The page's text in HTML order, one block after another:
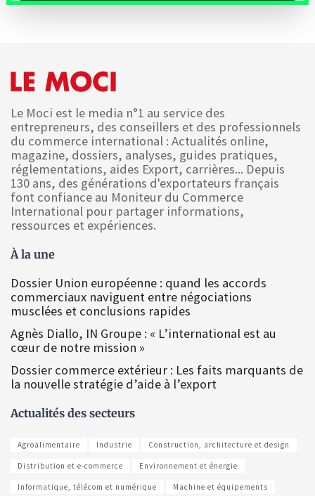
Le Moci est le media n°1 au service des
entrepreneurs, des conseillers et des professionnels
du commerce international : Actualités online,
magazine, dossiers, analyses, guides pratiques,
réglementations, aides Export, carrières... Depuis
130 ans, des générations d'exportateurs français
font confiance au Moniteur du Commerce
International pour partager informations,
ressources et expériences.
À la une
Dossier Union européenne : quand les accords
commerciaux naviguent entre négociations
musclées et conclusions rapides
Agnès Diallo, IN Groupe : « L’international est au
cœur de notre mission »
Dossier commerce extérieur : Les faits marquants de
la nouvelle stratégie d’aide à l’export
Actualités des secteurs
Agroalimentaire Industrie Construction, architecture et design
Distribution et e-commerce Environnement et énergie
Informatique, télécom et numérique Machine et équipements